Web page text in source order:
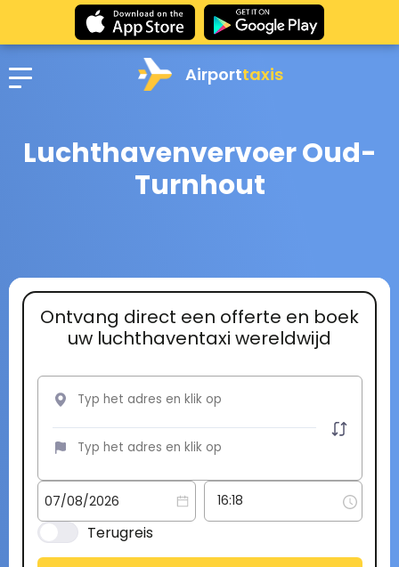
Airporttaxis
Luchthavenvervoer Oud-
Turnhout
Ontvang direct een offerte en boek
uw luchthaventaxi wereldwijd
Terugreis